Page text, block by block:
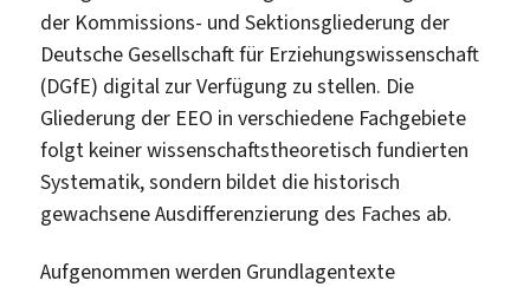
der Kommissions- und Sektionsgliederung der
Deutsche Gesellschaft für Erziehungswissenschaft
(DGfE) digital zur Verfügung zu stellen. Die
Gliederung der EEO in verschiedene Fachgebiete
folgt keiner wissenschaftstheoretisch fundierten
Systematik, sondern bildet die historisch
gewachsene Ausdifferenzierung des Faches ab.
Aufgenommen werden Grundlagentexte